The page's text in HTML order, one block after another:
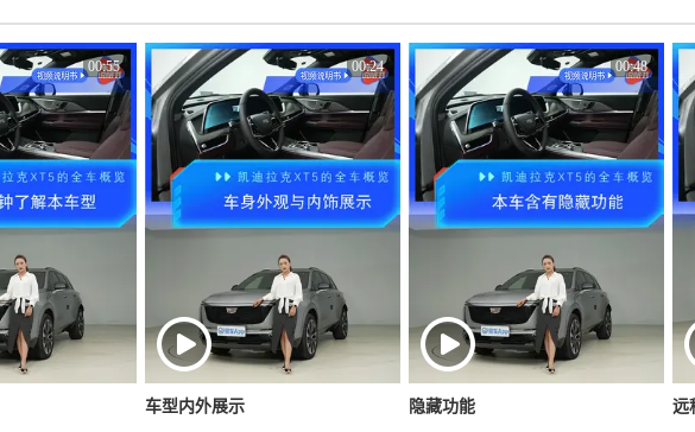
00:55 00:24
车型内外展示
00:48
隐藏功能 远